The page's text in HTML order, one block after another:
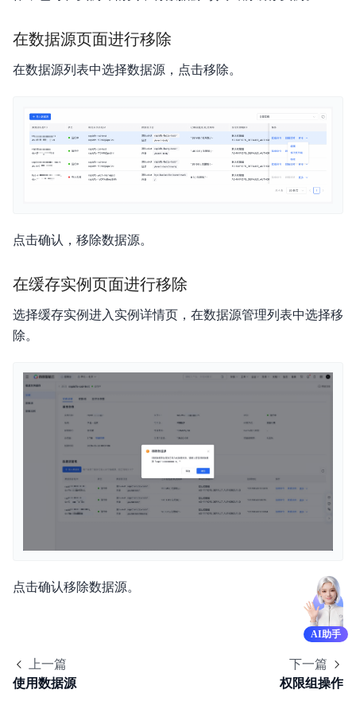
产品定价
操作指南
API参考
服务等级协议SLA
在数据源页面进行移除
在数据源列表中选择数据源，点击移除。
点击确认，移除数据源。
在缓存实例页面进行移除
选择缓存实例进入实例详情页，在数据源管理列表中选择移
除。
点击确认移除数据源。
上一篇
使用数据源
下一篇
权限组操作
AI助手